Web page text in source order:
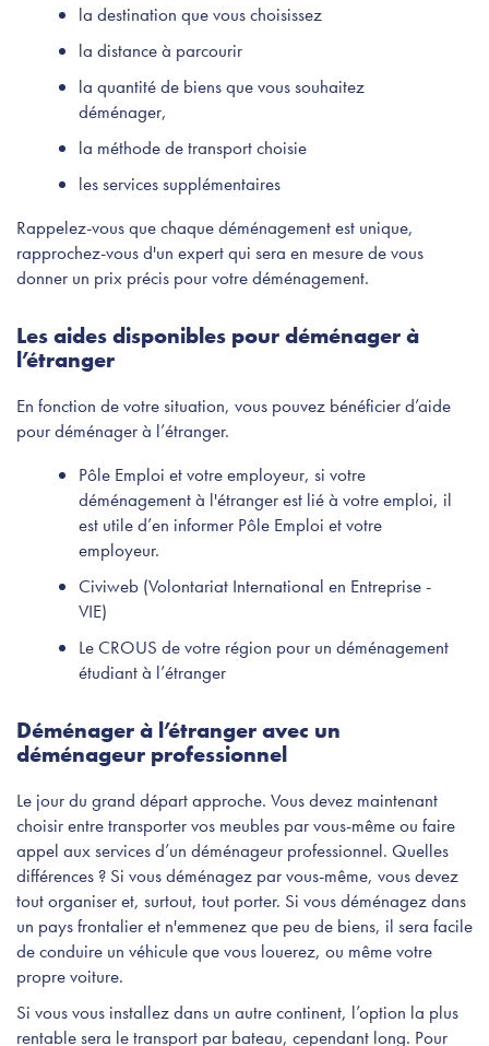
la destination que vous choisissez
la distance à parcourir
la quantité de biens que vous souhaitez
déménager,
la méthode de transport choisie
les services supplémentaires
Rappelez-vous que chaque déménagement est unique,
rapprochez-vous d'un expert qui sera en mesure de vous
donner un prix précis pour votre déménagement.
Les aides disponibles pour déménager à
l’étranger
En fonction de votre situation, vous pouvez bénéficier d’aide
pour déménager à l’étranger.
Pôle Emploi et votre employeur, si votre
déménagement à l'étranger est lié à votre emploi, il
est utile d’en informer Pôle Emploi et votre
employeur.
Civiweb (Volontariat International en Entreprise -
VIE)
Le CROUS de votre région pour un déménagement
étudiant à l’étranger
Déménager à l’étranger avec un
déménageur professionnel
Le jour du grand départ approche. Vous devez maintenant
choisir entre transporter vos meubles par vous-même ou faire
appel aux services d’un déménageur professionnel. Quelles
différences ? Si vous déménagez par vous-même, vous devez
tout organiser et, surtout, tout porter. Si vous déménagez dans
un pays frontalier et n'emmenez que peu de biens, il sera facile
de conduire un véhicule que vous louerez, ou même votre
propre voiture.
Si vous vous installez dans un autre continent, l’option la plus
rentable sera le transport par bateau, cependant long. Pour